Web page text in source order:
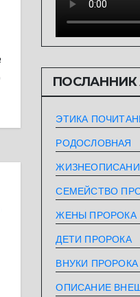
ПОСЛАННИК
ЭТИКА
РОДОСЛОВНАЯ
СЕМЕЙСТВО
ЖЕНЫ ПРОРОКА
ДЕТИ ПРОРОКА
ВНУКИ ПРОРОКА
ОПИСАНИЕ